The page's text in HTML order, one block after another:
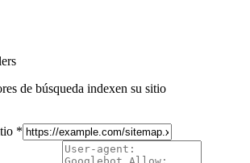
de búsqueda indexen su sitio
*